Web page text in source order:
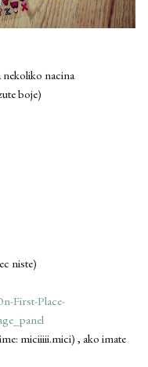
nekoliko nacina
boje)
niste)
First-Place-
miciiiii.mici) , ako imate